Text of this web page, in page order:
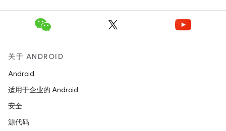
关于 ANDROID
Android
适用于企业的 Android
安全
源代码